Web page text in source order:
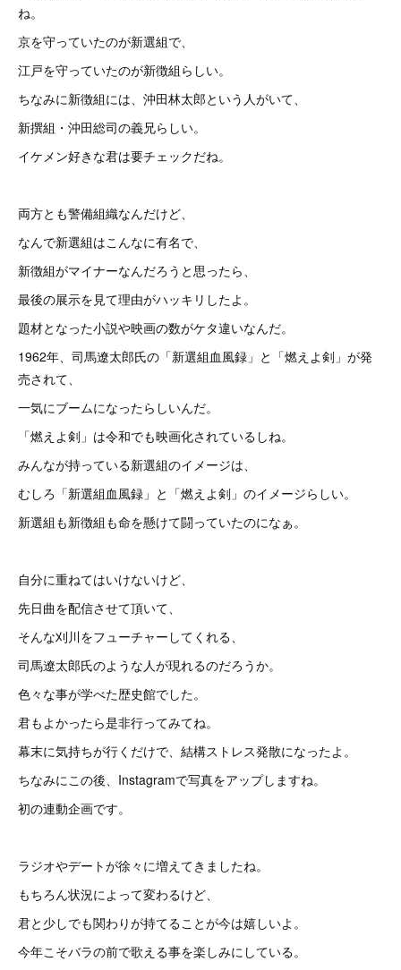
ね。
京を守っていたのが新選組で、
江戸を守っていたのが新徴組らしい。
ちなみに新徴組には、沖田林太郎という人がいて、
新撰組・沖田総司の義兄らしい。
イケメン好きな君は要チェックだね。
両方とも警備組織なんだけど、
なんで新選組はこんなに有名で、
新徴組がマイナーなんだろうと思ったら、
最後の展示を見て理由がハッキリしたよ。
題材となった小説や映画の数がケタ違いなんだ。
1962年、司馬遼太郎氏の「新選組血風録」と「燃えよ剣」が発
売されて、
一気にブームになったらしいんだ。
「燃えよ剣」は令和でも映画化されているしね。
みんなが持っている新選組のイメージは、
むしろ「新選組血風録」と「燃えよ剣」のイメージらしい。
新選組も新徴組も命を懸けて闘っていたのになぁ。
自分に重ねてはいけないけど、
先日曲を配信させて頂いて、
そんな刈川をフューチャーしてくれる、
司馬遼太郎氏のような人が現れるのだろうか。
色々な事が学べた歴史館でした。
君もよかったら是非行ってみてね。
幕末に気持ちが行くだけで、結構ストレス発散になったよ。
ちなみにこの後、Instagramで写真をアップしますね。
初の連動企画です。
ラジオやデートが徐々に増えてきましたね。
もちろん状況によって変わるけど、
君と少しでも関わりが持てることが今は嬉しいよ。
今年こそバラの前で歌える事を楽しみにしている。